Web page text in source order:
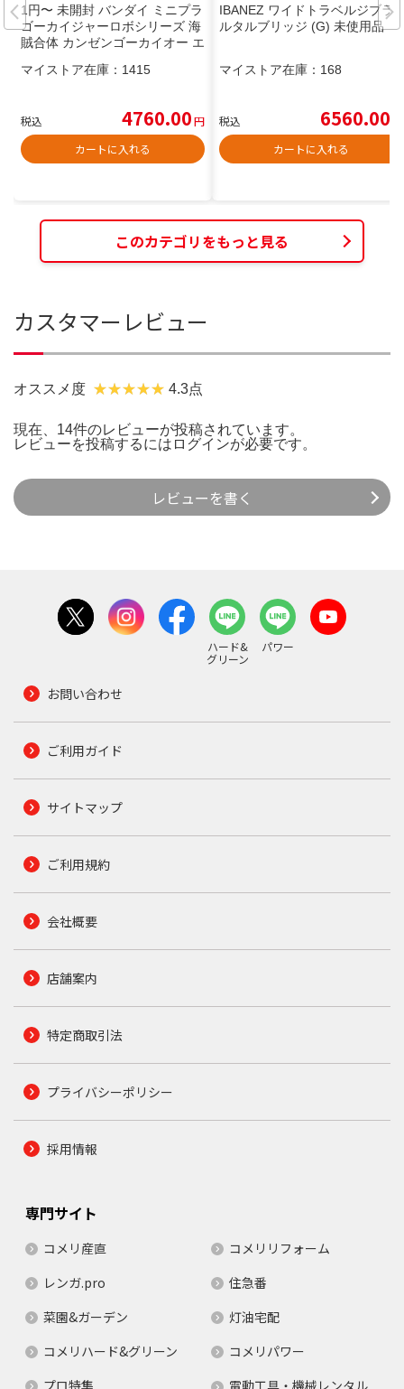
1円〜 未開封 バンダイ ミニプラ
ゴーカイジャーロボシリーズ 海
賊合体 カンゼンゴーカイオー エ
他
マイストア在庫： 1415
税込 4760.00円
カートに入れる
IBANEZ ワイドトラベルジブラ
ルタルブリッジ (G) 未使用品
マイストア在庫： 168
税込 6560.00
カートに入れる
このカテゴリをもっと見る
カスタマーレビュー
オススメ度 4.3点
現在、14件のレビューが投稿されています。
レビューを投稿するには ログインが必要です。
レビューを書く
ハード&
グリーン
パワー
お問い合わせ
ご利用ガイド
サイトマップ
ご利用規約
会社概要
店舗案内
特定商取引法
プライバシーポリシー
採用情報
専門サイト
コメリ産直
コメリリフォーム
レンガ.pro
住急番
菜園&ガーデン
灯油宅配
コメリハード&グリーン
コメリパワー